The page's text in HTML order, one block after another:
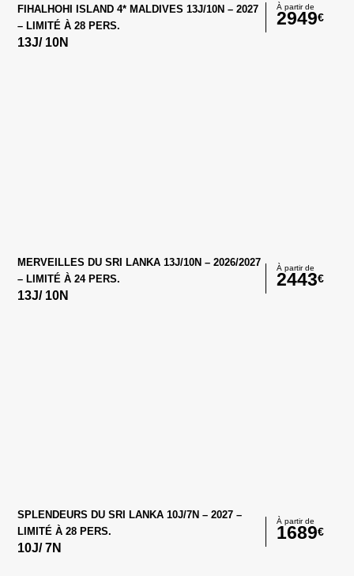
FIHALHOHI ISLAND 4* MALDIVES 13J/10N – 2027
– LIMITÉ À 28 PERS.
13J/ 10N
À partir de
2949€
MERVEILLES DU SRI LANKA 13J/10N – 2026/2027
– LIMITÉ À 24 PERS.
13J/ 10N
À partir de
2443€
SPLENDEURS DU SRI LANKA 10J/7N – 2027 –
LIMITÉ À 28 PERS.
10J/7N
À partir de
1689€